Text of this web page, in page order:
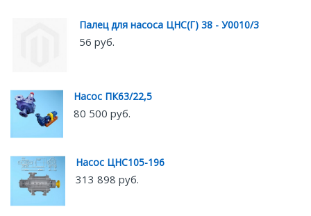
Палец для насоса ЦНС(Г) 38 - У0010/3
56 руб.
Насос ПК63/22,5
80 500 руб.
Насос ЦНС105-196
313 898 руб.